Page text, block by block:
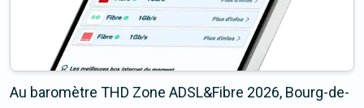
Au baromètre THD Zone ADSL&Fibre 2026, Bourg-de-